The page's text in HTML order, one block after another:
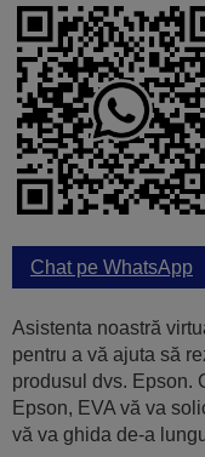
Chat pe WhatsApp
Asistenta noastră
pentru a vă ajuta să
produsul dvs. Epson.
Epson, EVA vă va
vă va ghida de-a